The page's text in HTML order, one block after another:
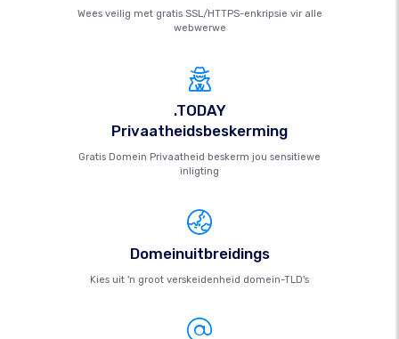
Wees veilig met gratis SSL/HTTPS-enkripsie vir alle
webwerwe
.TODAY
Privaatheidsbeskerming
Gratis Domein Privaatheid beskerm jou sensitiewe
inligting
Domeinuitbreidings
Kies uit 'n groot verskeidenheid domein-TLD's